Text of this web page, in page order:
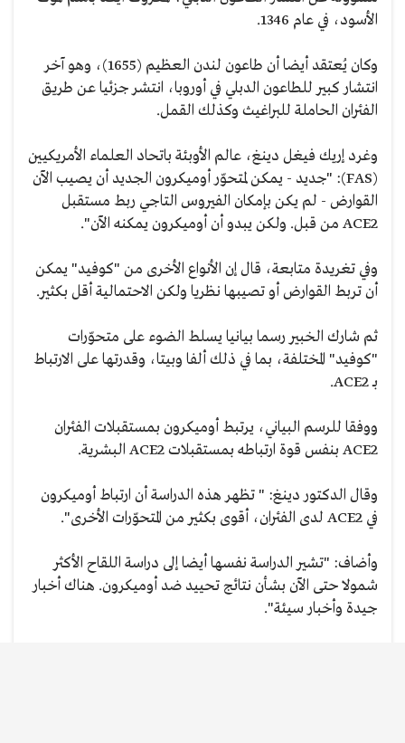
الأسود، في عام 1346.
وكان يُعتقد أيضا أن طاعون لندن العظيم (1655)، وهو آخر
انتشار كبير للطاعون الدبلي في أوروبا، انتشر جزئيا عن طريق
الفئران الحاملة للبراغيث وكذلك القمل.
وغرد إريك فيغل دينغ، عالم الأوبئة باتحاد العلماء الأمريكيين
(FAS): "جديد - يمكن لمتحوّر أوميكرون الجديد أن يصيب الآن
القوارض - لم يكن بإمكان الفيروس التاجي ربط مستقبل
ACE2 من قبل. ولكن يبدو أن أوميكرون يمكنه الآن".
وفي تغريدة متابعة، قال إن الأنواع الأخرى من "كوفيد" يمكن
أن تربط القوارض أو تصيبها نظريا ولكن الاحتمالية أقل بكثير.
ثم شارك الخبير رسما بيانيا يسلط الضوء على متحوّرات
"كوفيد" المختلفة، بما في ذلك ألفا وبيتا، وقدرتها على الارتباط
بـ ACE2.
ووفقا للرسم البياني، يرتبط أوميكرون بمستقبلات الفئران
ACE2 بنفس قوة ارتباطه بمستقبلات ACE2 البشرية.
وقال الدكتور دينغ: " تظهر هذه الدراسة أن ارتباط أوميكرون
في ACE2 لدى الفئران، أقوى بكثير من المتحوّرات الأخرى".
وأضاف: "تشير الدراسة نفسها أيضا إلى دراسة اللقاح الأكثر
شمولا حتى الآن بشأن نتائج تحييد ضد أوميكرون. هناك أخبار
جيدة وأخبار سيئة".